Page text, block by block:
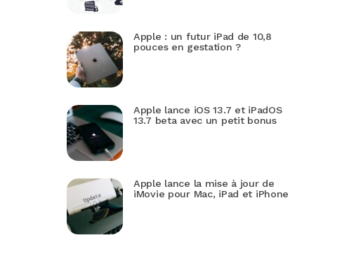
Apple : un futur iPad de 10,8
pouces en gestation ?
Apple lance iOS 13.7 et iPadOS
13.7 beta avec un petit bonus
Apple lance la mise à jour de
iMovie pour Mac, iPad et iPhone